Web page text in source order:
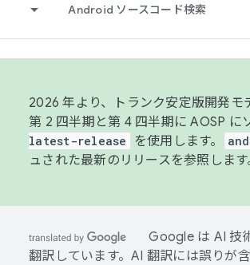
Android ソースコード検索
2026 年より、トランク安定版開発
第 2 四半期と第 4 四半期に AOSP に
latest-release を使用します。
ュされた最新のリリースを参照します
Google は AI 技
翻訳しています。AI 翻訳には誤りが